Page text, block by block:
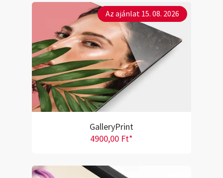
Az ajánlat 15. 08. 2026
GalleryPrint
4900,00 Ft*